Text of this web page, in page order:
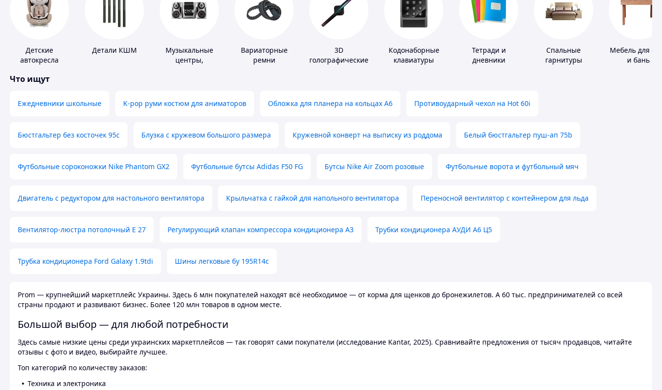
Детские
автокресла
Детали КШМ
Музыкальные
центры,
Вариаторные
ремни
3D
голографические
Кодонаборные
клавиатуры
Тетради и
дневники
Спальные
гарнитуры
Мебель для
и бань
Что ищут
Ежедневники школьные K-pop руми костюм для аниматоров Обложка для планера на кольцах А6 Противоударный чехол на Hot 60i
Бюстгальтер без косточек 95с Блузка с кружевом большого размера Кружевной конверт на выписку из роддома Белый бюстгальтер пуш-ап 75b
Футбольные сороконожки Nike Phantom GX2 Футбольные бутсы Adidas F50 FG Бутсы Nike Air Zoom розовые Футбольные ворота и футбольный мяч
Двигатель с редуктором для настольного вентилятора Крыльчатка с гайкой для напольного вентилятора Переносной вентилятор с контейнером для льда
Вентилятор-люстра потолочный E 27 Регулирующий клапан компрессора кондиционера А3 Трубки кондиционера АУДИ А6 Ц5
Трубка кондиционера Ford Galaxy 1.9tdi Шины легковые бу 195R14c
Prom — крупнейший маркетплейс Украины. Здесь 6 млн покупателей находят всё необходимое — от корма для щенков до бронежилетов. А 60 тыс. предпринимателей со всей
страны продают и развивают бизнес. Более 120 млн товаров в одном месте.
Большой выбор — для любой потребности
Здесь самые низкие цены среди украинских маркетплейсов — так говорят сами покупатели (исследование Kantar, 2025). Сравнивайте предложения от тысяч продавцов, читайте
отзывы с фото и видео, выбирайте лучшее.
Топ категорий по количеству заказов:
Техника и электроника